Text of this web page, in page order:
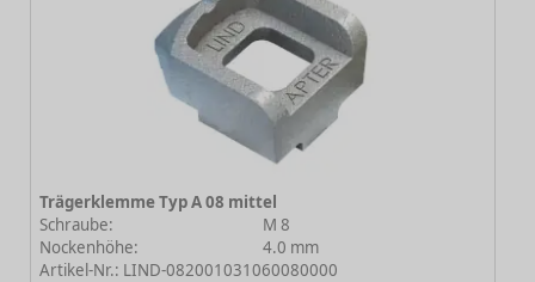
Trägerklemme Typ A 08 mittel
Schraube:
M 8
Nockenhöhe:
4.0 mm
Artikel-Nr.: LIND-082001031060080000